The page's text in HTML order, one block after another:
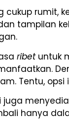
cukup rumit,
tampilan
ribetuntuk
Tentu,
juga
hanya